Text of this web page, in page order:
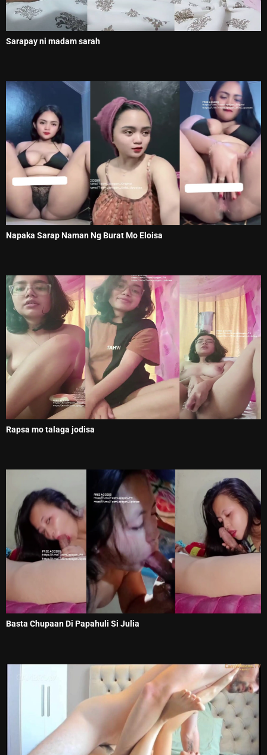
Sarapay ni madam sarah
Napaka Sarap Naman Ng Burat Mo Eloisa
Rapsa mo talaga jodisa
Basta Chupaan Di Papahuli Si Julia